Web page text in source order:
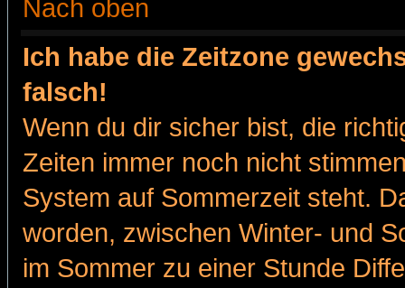
Nach oben
Ich habe die Zeitzone
falsch!
Wenn du dir sicher bist, die
Zeiten immer noch nicht
System auf Sommerzeit steht.
worden, zwischen Winter- und
im Sommer zu einer Stunde